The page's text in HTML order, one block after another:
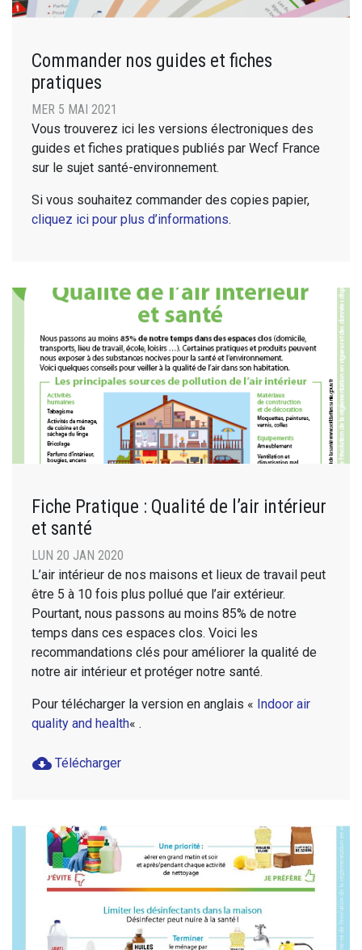
Commander nos guides et fiches
pratiques
MER 5 MAI 2021
Vous trouverez ici les versions électroniques des
guides et fiches pratiques publiés par Wecf France
sur le sujet santé-environnement.
Si vous souhaitez commander des copies papier,
cliquez ici pour plus d’informations.
Fiche Pratique : Qualité de l’air intérieur
et santé
LUN 20 JAN 2020
L’air intérieur de nos maisons et lieux de travail peut
être 5 à 10 fois plus pollué que l’air extérieur.
Pourtant, nous passons au moins 85% de notre
temps dans ces espaces clos. Voici les
recommandations clés pour améliorer la qualité de
notre air intérieur et protéger notre santé.
Pour télécharger la version en anglais « Indoor air
quality and health« .
cloud_download Télécharger